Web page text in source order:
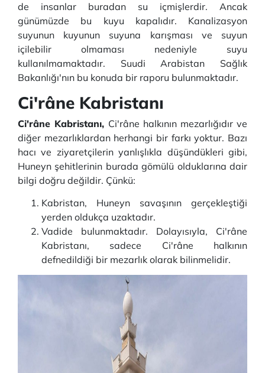
de insanlar buradan su içmişlerdir. Ancak
günümüzde bu kuyu kapalıdır. Kanalizasyon
suyunun kuyunun suyuna karışması ve suyun
içilebilir olmaması nedeniyle suyu
kullanılmamaktadır. Suudi Arabistan Sağlık
Bakanlığı'nın bu konuda bir raporu bulunmaktadır.
Ci'râne Kabristanı
Ci'râne Kabristanı, Ci'râne halkının mezarlığıdır ve
diğer mezarlıklardan herhangi bir farkı yoktur. Bazı
hacı ve ziyaretçilerin yanlışlıkla düşündükleri gibi,
Huneyn şehitlerinin burada gömülü olduklarına dair
bilgi doğru değildir. Çünkü:
Kabristan, Huneyn savaşının gerçekleştiği
yerden oldukça uzaktadır.
Vadide bulunmaktadır. Dolayısıyla, Ci'râne
Kabristanı, sadece Ci'râne halkının
defnedildiği bir mezarlık olarak bilinmelidir.